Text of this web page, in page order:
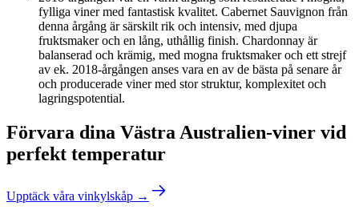
fylliga viner med fantastisk kvalitet. Cabernet Sauvignon från
denna årgång är särskilt rik och intensiv, med djupa
fruktsmaker och en lång, uthållig finish. Chardonnay är
balanserad och krämig, med mogna fruktsmaker och ett strejf
av ek. 2018-årgången anses vara en av de bästa på senare år
och producerade viner med stor struktur, komplexitet och
lagringspotential.
Förvara dina Västra Australien-viner vid
perfekt temperatur
Upptäck våra vinkylskåp →